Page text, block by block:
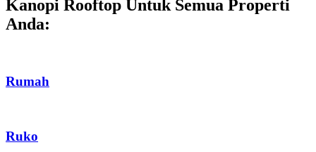
Kanopi Minimalis